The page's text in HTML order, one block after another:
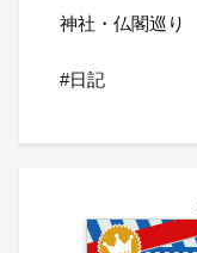
神社・仏閣巡り
#日記